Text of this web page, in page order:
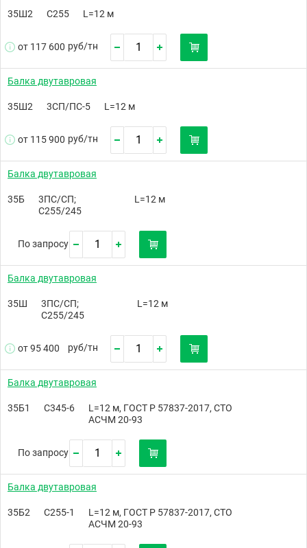
35Ш2 С255 L=12 м
от 117 600 руб/тн
Балка двутавровая
35Ш2 3СП/ПС-5 L=12 м
от 115 900 руб/тн
Балка двутавровая
35Б
3ПС/СП;
С255/245
L=12 м
По запросу
Балка двутавровая
35Ш
3ПС/СП;
С255/245
L=12 м
от 95 400 руб/тн
Балка двутавровая
35Б1 С345-6
L=12 м, ГОСТ Р 57837-2017, СТО
АСЧМ 20-93
По запросу
Балка двутавровая
35Б2 С255-1
L=12 м, ГОСТ Р 57837-2017, СТО
АСЧМ 20-93